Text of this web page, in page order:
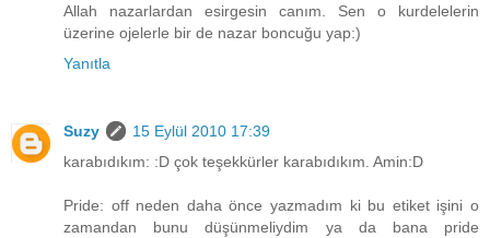
Allah nazarlardan esirgesin canım. Sen o kurdelelerin
üzerine ojelerle bir de nazar boncuğu yap:)
Yanıtla
Suzy
15 Eylül 2010 17:39
karabıdıkım: :D çok teşekkürler karabıdıkım. Amin:D
Pride: off neden daha önce yazmadım ki bu etiket işini o
zamandan bunu düşünmeliydim ya da bana pride